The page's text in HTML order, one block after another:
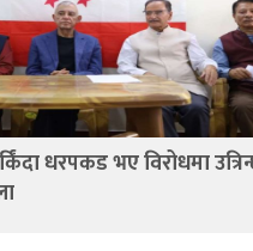
धरपकड भए विरोधमा